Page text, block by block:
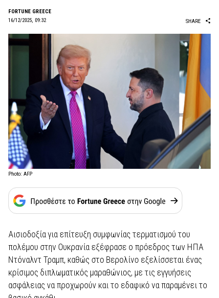
FORTUNE GREECE
16/12/2025, 09:32
SHARE
Photo: AFP
Αισιοδοξία για επίτευξη συμφωνίας τερματισμού του
πολέμου στην Ουκρανία εξέφρασε ο πρόεδρος των ΗΠΑ
Ντόναλντ Τραμπ, καθώς στο Βερολίνο εξελίσσεται ένας
κρίσιμος διπλωματικός μαραθώνιος, με τις εγγυήσεις
ασφάλειας να προχωρούν και το εδαφικό να παραμένει το